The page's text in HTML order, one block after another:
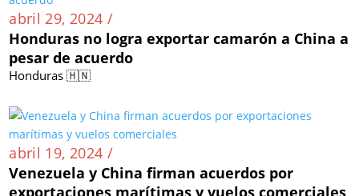
abril 29, 2024 /
Honduras no logra exportar camarón a China a
pesar de acuerdo
Honduras 🇭🇳
abril 19, 2024 /
Venezuela y China firman acuerdos por